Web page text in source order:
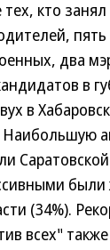
кто
два
в
в
Наибольшую
(34%).
всех"